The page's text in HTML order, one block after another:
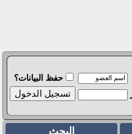
حفظ البيانات؟
البحث